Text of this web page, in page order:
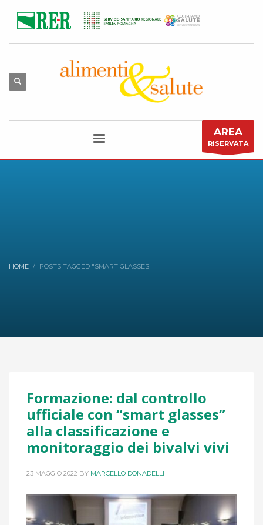
AREA
RISERVATA
HOME POSTS TAGGED "SMART GLASSES"
Formazione: dal controllo
ufficiale con “smart glasses”
alla classificazione e
monitoraggio dei bivalvi vivi
23 MAGGIO 2022 BY MARCELLO DONADELLI